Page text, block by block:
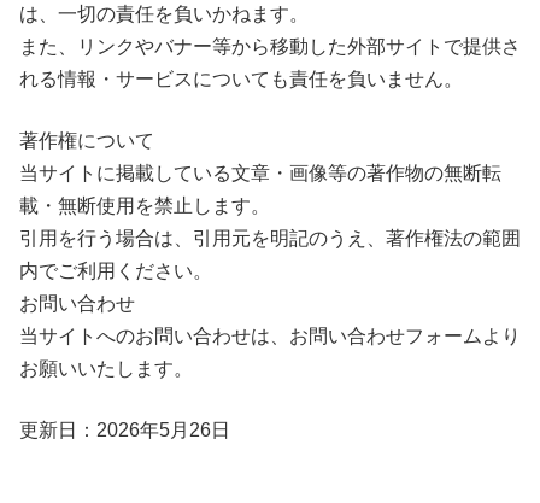
は、一切の責任を負いかねます。
また、リンクやバナー等から移動した外部サイトで提供さ
れる情報・サービスについても責任を負いません。
著作権について
当サイトに掲載している文章・画像等の著作物の無断転
載・無断使用を禁止します。
引用を行う場合は、引用元を明記のうえ、著作権法の範囲
内でご利用ください。
お問い合わせ
当サイトへのお問い合わせは、お問い合わせフォームより
お願いいたします。
更新日：2026年5月26日